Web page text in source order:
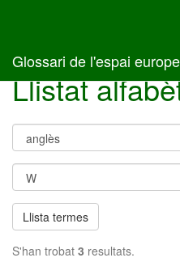
Glossari de l'espai
Llistat
Llista termes
S'han trobat 3 resultats.